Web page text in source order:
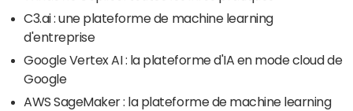
C3.ai : une plateforme de machine learning
d'entreprise
Google Vertex AI : la plateforme d'IA en mode cloud de
Google
AWS SageMaker : la plateforme de machine learning